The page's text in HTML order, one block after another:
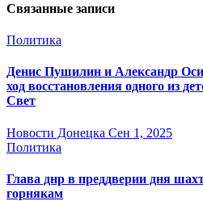
Связанные записи
Политика
Денис Пушилин и Александр
ход восстановления одного из
Свет
Новости Донецка Сен 1, 2025
Политика
Глава днр в преддверии дня
горнякам